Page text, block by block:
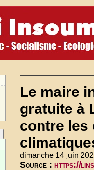
Le maire
gratuite à
contre les
dimanche 14 juin
Source : https://